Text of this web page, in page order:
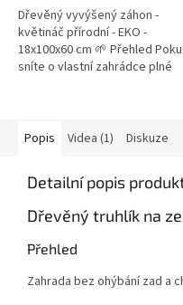
Dřevěný vyvýšený záhon -
květináč přírodní - EKO -
18x100x60 cm 🌱 Přehled
sníte o vlastní zahrádce plné
Popis
Videa (1) Diskuze
Detailní popis
Dřevěný truhlík na
Přehled
Zahrada bez ohýbání zad a